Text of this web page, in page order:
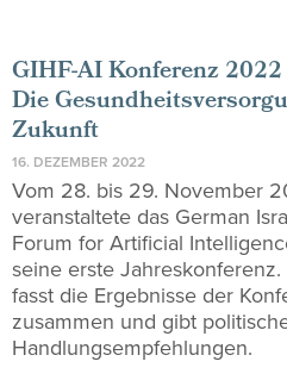
GIHF-AI Konferenz
Die
Zukunft
16. DEZEMBER 2022
Vom 28. bis 29. November
veranstaltete das German
Forum for Artificial
seine erste
fasst die Ergebnisse der
zusammen und gibt
Handlungsempfehlungen.